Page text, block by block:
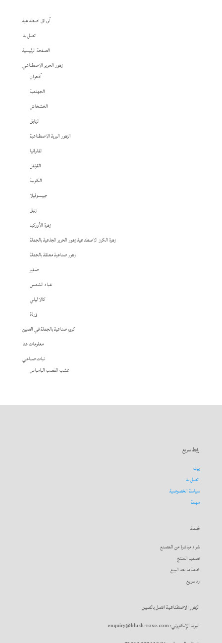
أوراق اصطناعية
اتصل بنا
الصفحة الرئيسية
زهور الحرير الاصطناعي
أقحوان
الجهنمية
الخشخاش
الزنابق
الزهور البرية الاصطناعية
الفاوانيا
القرنفل
الكوبية
جيبسوفيلا
زنبق
زهرة الأوركيد
زهرة الكرز الاصطناعية زهور الحرير الجذعية بالجملة
زهور صناعية معلقة بالجملة
صفير
عباد الشمس
كالا ليلي
وَردَة
كروم صناعية بالجملة في الصين
معلومات عنا
نبات صناعي
عشب القصب البامباس
رابط سريع
بيت
اتصل بنا
سياسة الخصوصية
مهمة
خدمة
شراء مباشرة من المصنع
تصميم المنتج
خدمة ما بعد البيع
رد سريع
الزهور الاصطناعية اتصل بالصين
البريد الإلكتروني: enquiry@blush-rose.com